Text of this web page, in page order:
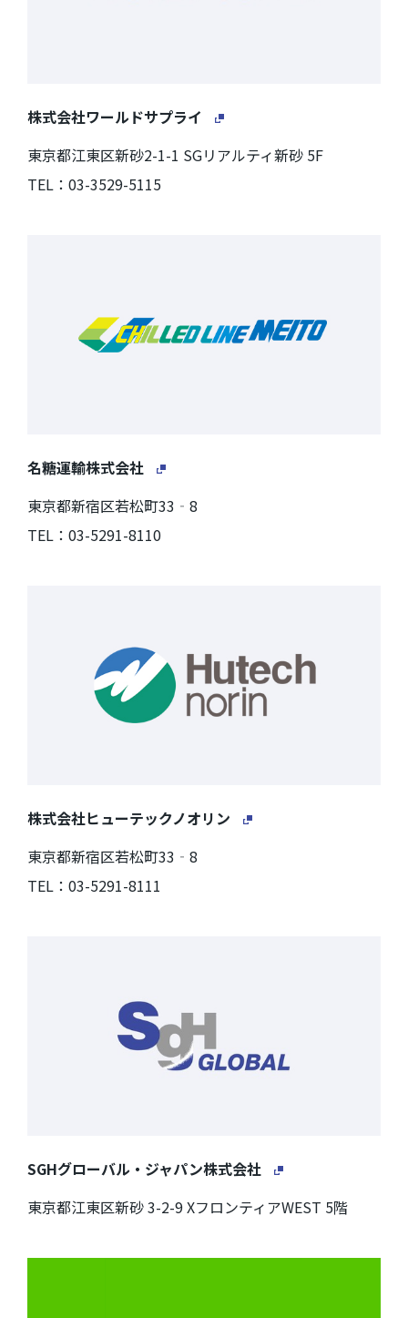
株式会社ワールドサプライ
東京都江東区新砂2-1-1 SGリアルティ新砂 5F
TEL：03-3529-5115
名糖運輸株式会社
東京都新宿区若松町33‐8
TEL：03-5291-8110
株式会社ヒューテックノオリン
東京都新宿区若松町33‐8
TEL：03-5291-8111
SGHグローバル・ジャパン株式会社
東京都江東区新砂 3-2-9 XフロンティアWEST 5階